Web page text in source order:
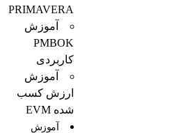
PRIMAVERA
آموزش
PMBOK
کاربردی
آموزش
ارزش کسب
شده EVM
آموزش